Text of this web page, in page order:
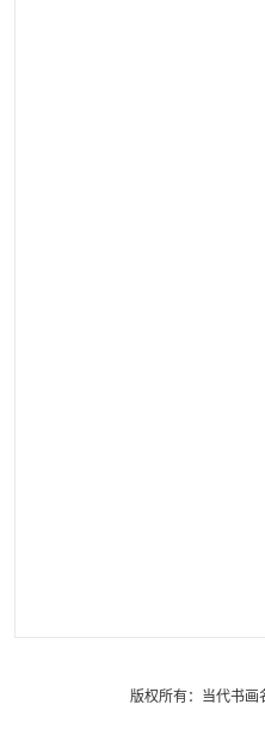
版权所有： 当代书画